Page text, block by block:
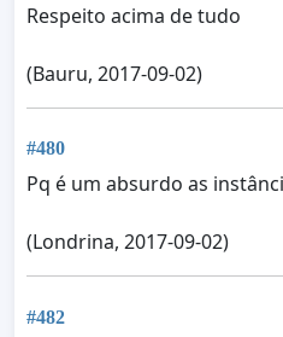
Respeito acima de tudo
(Bauru, 2017-09-02)
#480
Pq é um absurdo as
(Londrina, 2017-09-02)
#482